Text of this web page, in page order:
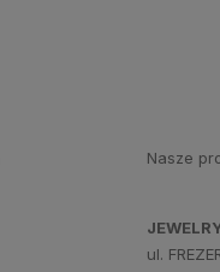
Nasze
ul.